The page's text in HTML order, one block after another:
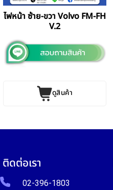
ไฟหน้า ซ้าย-ขวา Volvo FM-FH
V.2
ดูสินค้า
ติดต่อเรา
02-396-1803